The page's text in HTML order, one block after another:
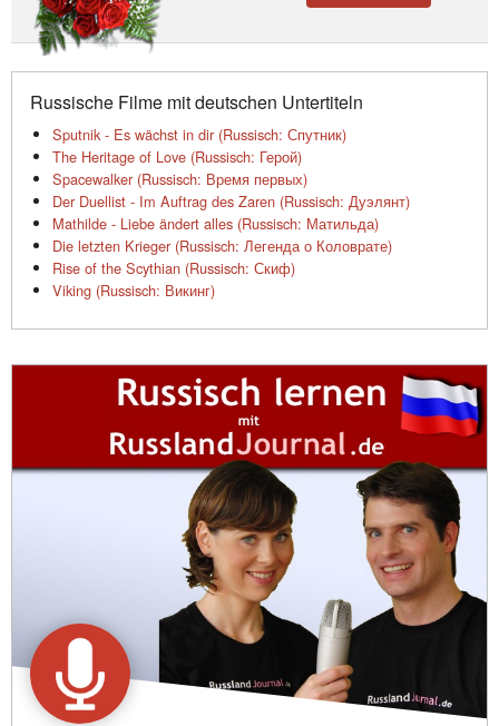
Russische Filme mit deutschen Untertiteln
Sputnik - Es wächst in dir (Russisch: Спутник)
The Heritage of Love (Russisch: Герой)
Spacewalker (Russisch: Время первых)
Der Duellist - Im Auftrag des Zaren (Russisch: Дуэлянт)
Mathilde - Liebe ändert alles (Russisch: Матильда)
Die letzten Krieger (Russisch: Легенда о Коловрате)
Rise of the Scythian (Russisch: Скиф)
Viking (Russisch: Викинг)